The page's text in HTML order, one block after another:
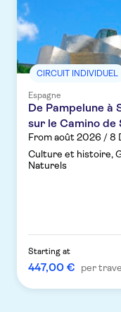
CIRCUIT INDIVIDUEL
Espagne
De Pampelune à
sur le Camino de
From août 2026 / 8
Culture et histoire,
Naturels
Starting at
447,00 € per